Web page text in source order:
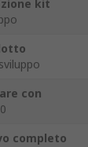
kit
con
completo